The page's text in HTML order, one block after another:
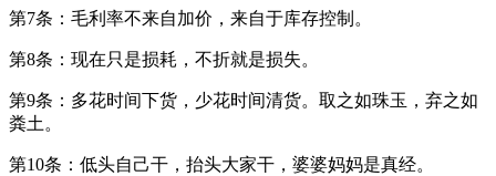
第7条：毛利率不来自加价，来自于库存控制。
第8条：现在只是损耗，不折就是损失。
第9条：多花时间下货，少花时间清货。取之如珠玉，弃之如
粪土。
第10条：低头自己干，抬头大家干，婆婆妈妈是真经。